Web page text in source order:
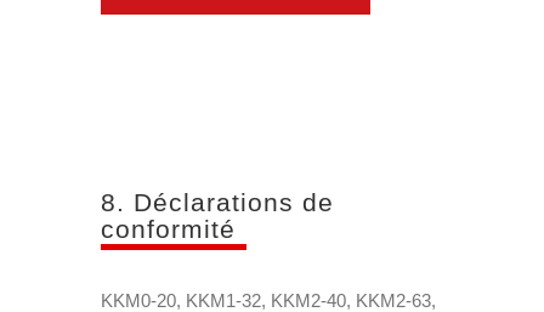
8. Déclarations de
conformité
KKM0-20, KKM1-32, KKM2-40, KKM2-63,